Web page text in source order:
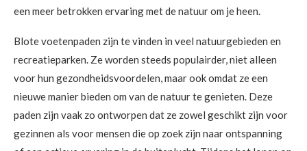
een meer betrokken ervaring met de natuur om je heen.
Blote voetenpaden zijn te vinden in veel natuurgebieden en
recreatieparken. Ze worden steeds populairder, niet alleen
voor hun gezondheidsvoordelen, maar ook omdat ze een
nieuwe manier bieden om van de natuur te genieten. Deze
paden zijn vaak zo ontworpen dat ze zowel geschikt zijn voor
gezinnen als voor mensen die op zoek zijn naar ontspanning